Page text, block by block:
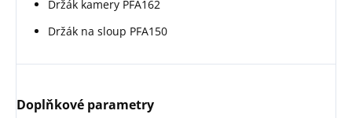
Držák kamery PFA162
Držák na sloup PFA150
Doplňkové parametry